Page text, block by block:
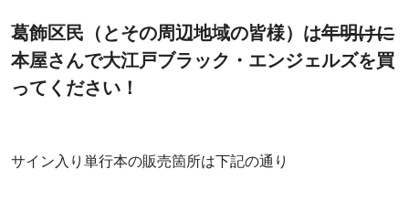
葛飾区民（とその周辺地域の皆様）は年明けに
本屋さんで大江戸ブラック・エンジェルズを買
ってください！
サイン入り単行本の販売箇所は下記の通り